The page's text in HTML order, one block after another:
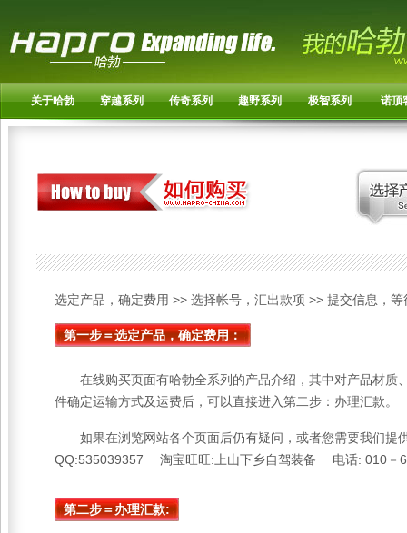
关于哈勃 穿越系列 传奇系列 趣野系列 极智系列 诺顶
选定产品，确定费用 >> 选择帐号，汇出款项 >> 提交信息，等
第一步＝选定产品，确定费用：
在线购买页面有哈勃全系列的产品介绍，其中对产品材质
件确定运输方式及运费后，可以直接进入第二步：办理汇款。
如果在浏览网站各个页面后仍有疑问，或者您需要我们提
QQ:535039357 淘宝旺旺:上山下乡自驾装备 电话: 010－
第二步＝办理汇款: